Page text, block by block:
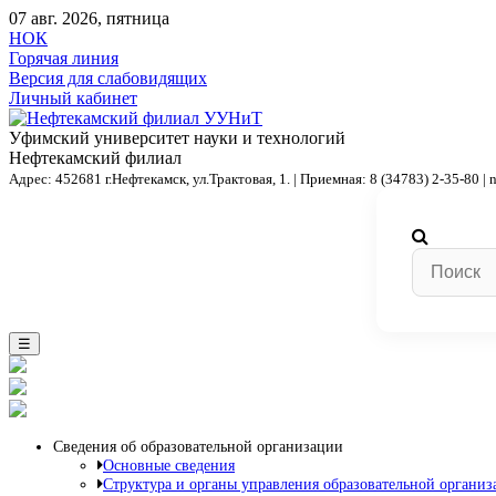
07 авг. 2026, пятница
НОК
Горячая линия
Версия для слабовидящих
Личный кабинет
Уфимский университет науки и технологий
Нефтекамский филиал
Адрес: 452681 г.Нефтекамск, ул.Трактовая, 1. | Приемная: 8 (34783) 2-35-80 |
☰
Сведения об образовательной организации
Основные сведения
Структура и органы управления образовательной